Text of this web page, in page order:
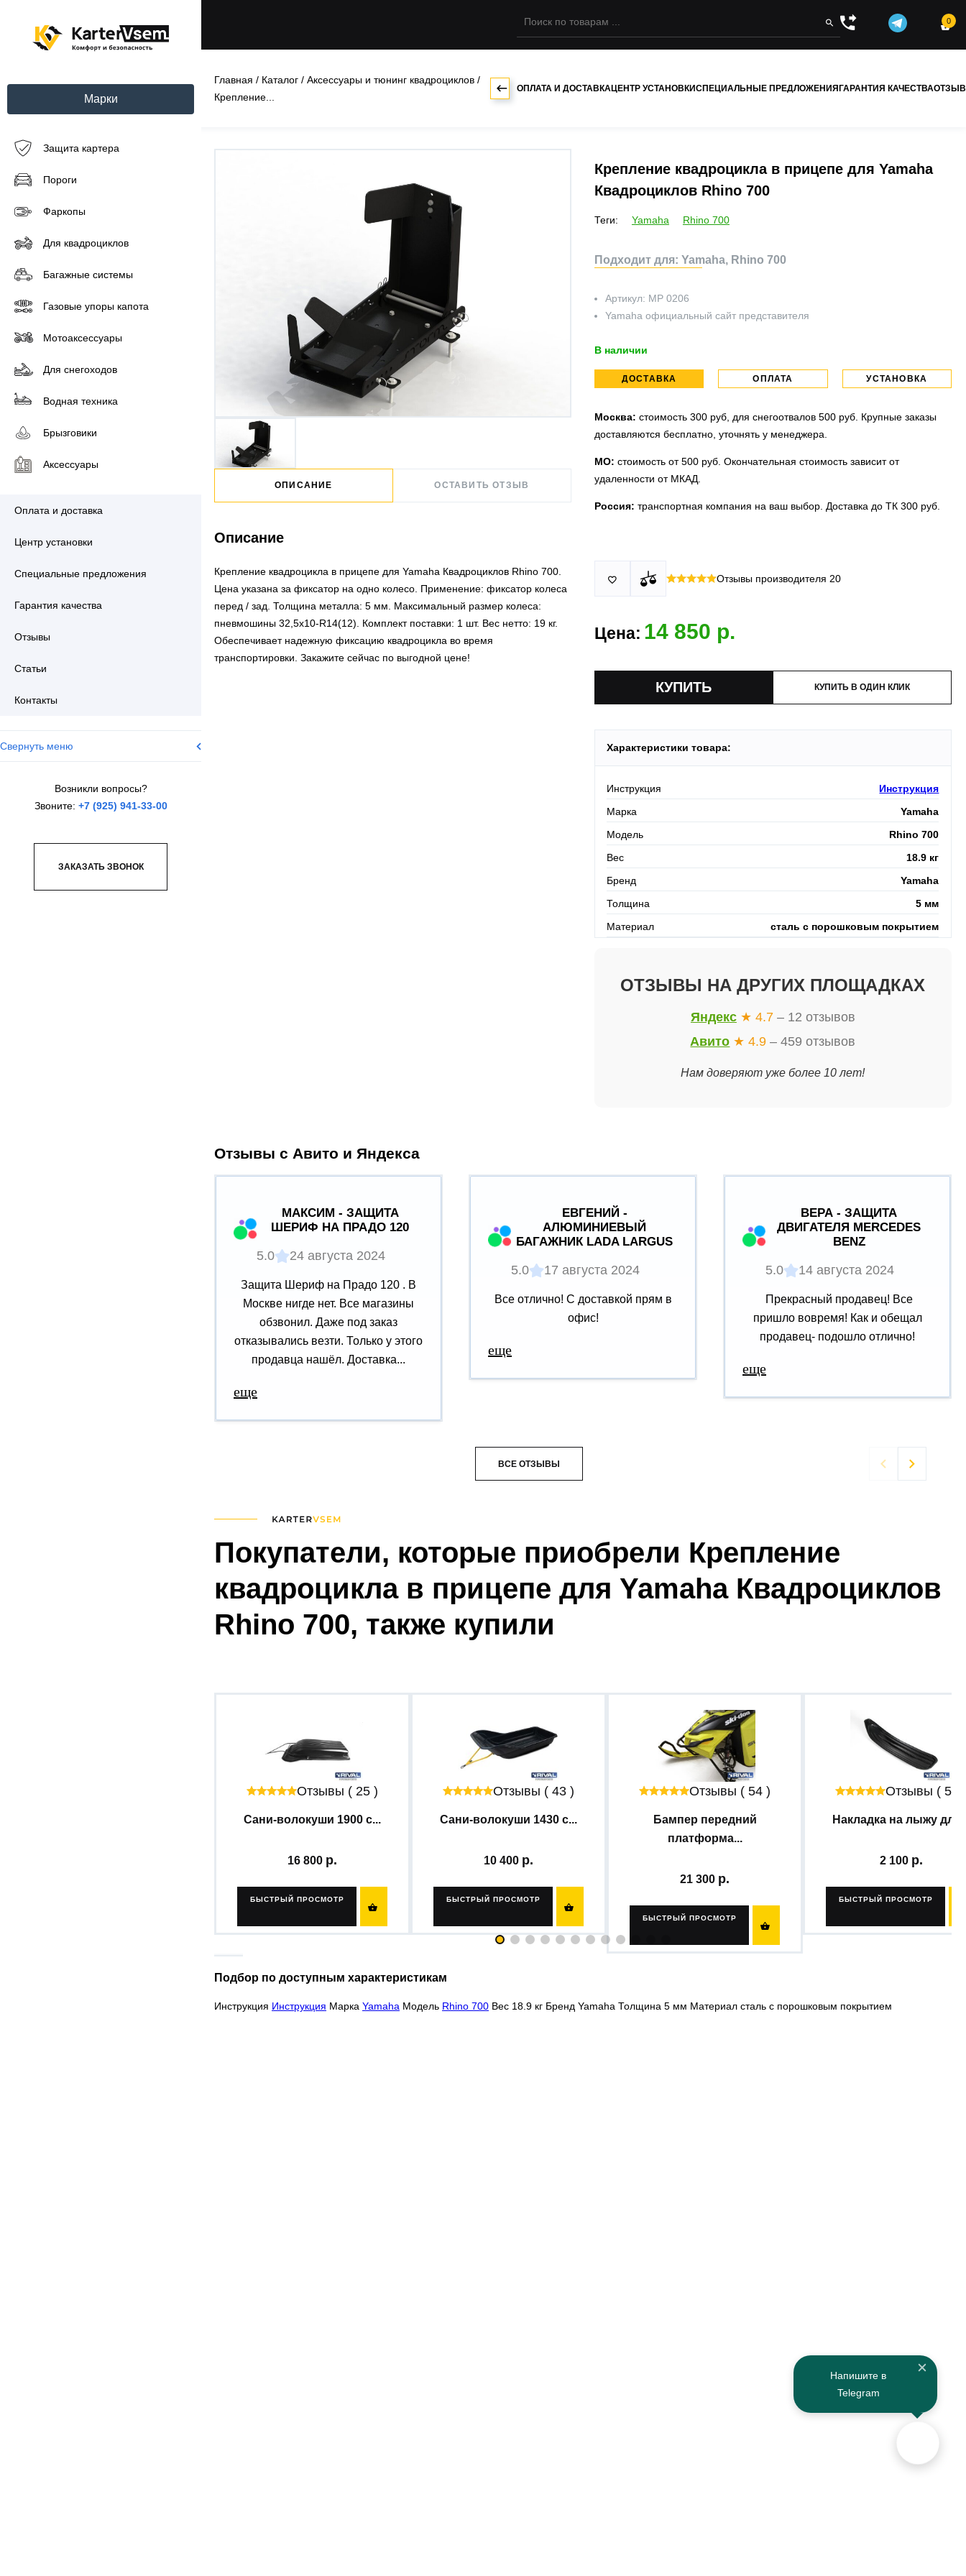
Марки
Защита картера
Пороги
Фаркопы
Для квадроциклов
Багажные системы
Газовые упоры капота
Мотоаксессуары
Для снегоходов
Водная техника
Брызговики
Аксессуары
Оплата и доставка
Центр установки
Специальные предложения
Гарантия качества
Отзывы
Статьи
Контакты
Свернуть меню
Возникли вопросы?
Звоните: +7 (925) 941-33-00
ЗАКАЗАТЬ ЗВОНОК
 
0
Главная / Каталог / Аксессуары и тюнинг квадроциклов /
Крепление...
ОПЛАТА И ДОСТАВКАЦЕНТР УСТАНОВКИСПЕЦИАЛЬНЫЕ ПРЕДЛОЖЕНИЯГАРАНТИЯ КАЧЕСТВА
ОПИСАНИЕ
Описание
Крепление квадроцикла в прицепе для Yamaha Квадроциклов Rhino 700.
Цена указана за фиксатор на одно колесо. Применение: фиксатор колеса
перед / зад. Толщина металла: 5 мм. Максимальный размер колеса:
пневмошины 32,5х10-R14(12). Комплект поставки: 1 шт. Вес нетто: 19 кг.
Обеспечивает надежную фиксацию квадроцикла во время
транспортировки. Закажите сейчас по выгодной цене!
ОСТАВИТЬ ОТЗЫВ
Крепление квадроцикла в прицепе для Yamaha
Квадроциклов Rhino 700
Теги: Yamaha Rhino 700
Подходит для: Yamaha, Rhino 700
Артикул: MP 0206
Yamaha официальный сайт представителя
В наличии
ДОСТАВКА ОПЛАТА УСТАНОВКА
Москва: стоимость 300 руб, для снегоотвалов 500 руб. Крупные заказы
доставляются бесплатно, уточнять у менеджера.
МО: стоимость от 500 руб. Окончательная стоимость зависит от
удаленности от МКАД.
Россия: транспортная компания на ваш выбор. Доставка до ТК 300 руб.
юридических лиц можно оплатить по счету.
проверить товар.
п.Немчиновка, ул.Московская д 7.
Действует акция: скидка 25%
 Отзывы производителя 20
Цена: 14 850
КУПИТЬ В ОДИН КЛИК
Характеристики товара:
Инструкция
Инструкция
Марка
Yamaha
Модель
Rhino 700
Вес
18.9 кг
Бренд
Yamaha
Толщина
5 мм
Материал
сталь с порошковым покрытием
ОТЗЫВЫ НА ДРУГИХ ПЛОЩАДКАХ
Яндекс ★ 4.7 – 12 отзывов
Авито ★ 4.9 – 459 отзывов
Нам доверяют уже более 10 лет!
Отзывы с Авито и Яндекса
МАКСИМ - ЗАЩИТА
ШЕРИФ НА ПРАДО 120
5.0 24 августа 2024
Защита Шериф на Прадо 120 . В
Москве нигде нет. Все магазины
обзвонил. Даже под заказ
отказывались везти. Только у этого
продавца нашёл. Доставка...
еще
ЕВГЕНИЙ -
АЛЮМИНИЕВЫЙ
БАГАЖНИК LADA LARGUS
5.0 17 августа 2024
Все отлично! С доставкой прям в
офис!
еще
ВЕРА - ЗАЩИТА
ДВИГАТЕЛЯ MERCEDES
BENZ
5.0 14 августа 2024
Прекрасный продавец! Все
пришло вовремя! Как и обещал
продавец- подошло отлично!
еще
ВСЕ ОТЗЫВЫ  
Покупатели, которые приобрели Крепление
квадроцикла в прицепе для Yamaha Квадроциклов
Rhino 700, также купили
Отзывы ( 25 )
Сани-волокуши 1900 с...
16 800
БЫСТРЫЙ ПРОСМОТР

Отзывы ( 43 )
Сани-волокуши 1430 с...
10 400
БЫСТРЫЙ ПРОСМОТР

Отзывы ( 54 )
Бампер передний
платформа...
21 300
БЫСТРЫЙ ПРОСМОТР

Отзывы ( 54 )
Накладка на лыжу
2 100
БЫСТРЫЙ ПРОСМОТР
Подбор по доступным характеристикам
Инструкция Инструкция Марка Yamaha Модель Rhino 700 Вес 18.9 кг Бренд Yamaha Толщина 5 мм Материал сталь с порошковым покрытием
Напишите в
Telegram